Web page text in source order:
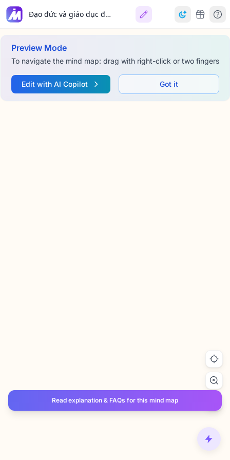
Đạo đức và giáo dục đạo đức
Preview Mode
To navigate the mind map: drag with right-click or two fingers
Edit with AI Copilot Got it
Read explanation & FAQs for this mind map